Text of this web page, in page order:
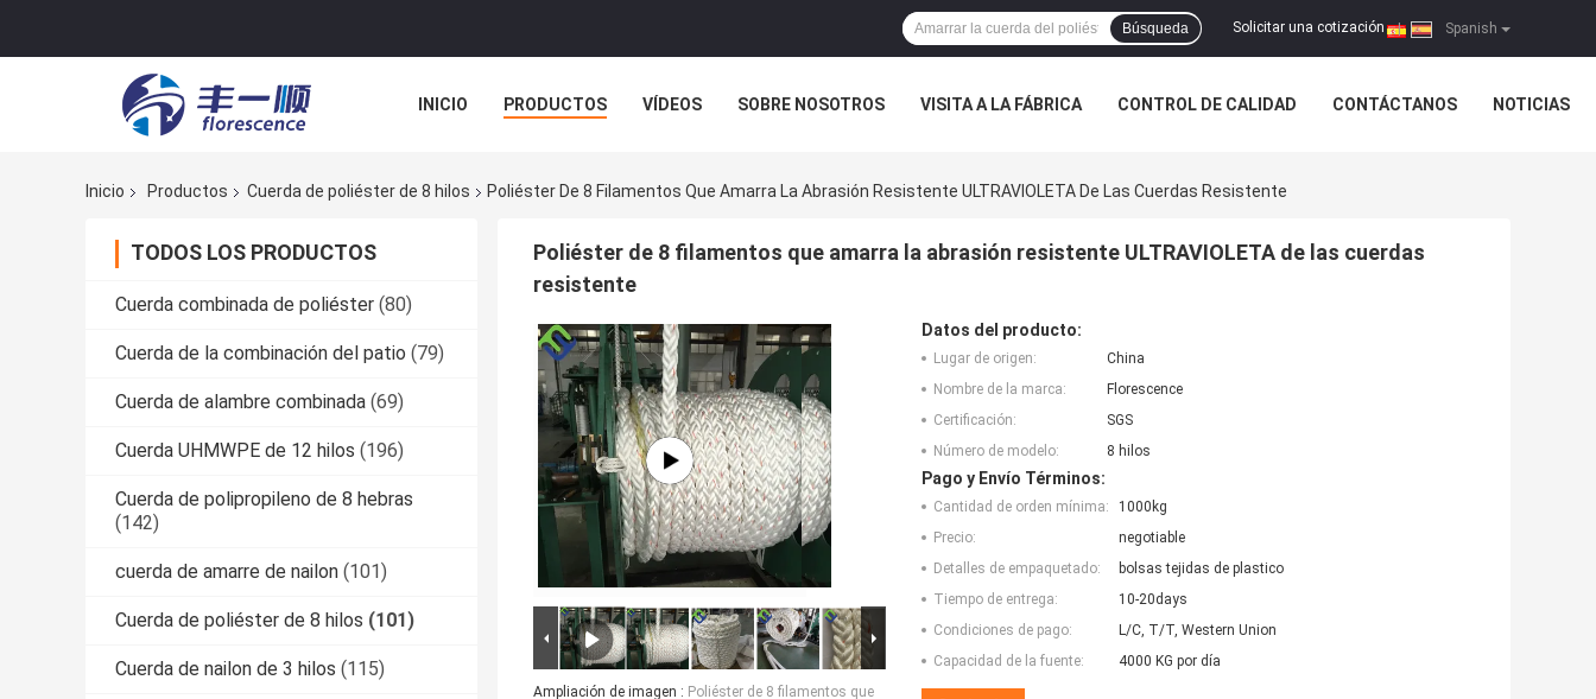
Spanish
Solicitar una cotización |
Búsqueda
INICIO PRODUCTOS VÍDEOS SOBRE NOSOTROS VISITA A LA FÁBRICA CONTROL DE CALIDAD CONTÁCTANOS NOTICIAS
Inicio
Productos Cuerda de poliéster de 8 hilos Poliéster De 8 Filamentos Que Amarra La Abrasión Resistente ULTRAVIOLETA De Las Cuerdas Resistente
TODOS LOS PRODUCTOS
Cuerda combinada de poliéster (80)
Cuerda de la combinación del patio (79)
Cuerda de alambre combinada (69)
Cuerda UHMWPE de 12 hilos (196)
Cuerda de polipropileno de 8 hebras
(142)
cuerda de amarre de nailon (101)
Cuerda de poliéster de 8 hilos (101)
Cuerda de nailon de 3 hilos (115)
Poliéster de 8 filamentos que amarra la abrasión resistente ULTRAVIOLETA de las cuerdas
resistente
Ampliación de imagen : Poliéster de 8 filamentos que
Datos del producto:
Lugar de origen:
China
Nombre de la marca:
Florescence
Certificación:
SGS
Número de modelo:
8 hilos
Pago y Envío Términos:
Cantidad de orden mínima:
1000kg
Precio:
negotiable
Detalles de empaquetado:
bolsas tejidas de plastico
Tiempo de entrega:
10-20days
Condiciones de pago:
L/C, T/T, Western Union
Capacidad de la fuente:
4000 KG por día